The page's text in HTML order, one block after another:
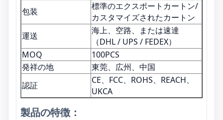
包装
標準のエクスポートカートン/
カスタマイズされたカートン
運送
海上、空路、または速達
（DHL / UPS / FEDEX）
MOQ
100PCS
発祥の地
東莞、広州、中国
認証
CE、FCC、ROHS、REACH、
UKCA
製品の特徴：